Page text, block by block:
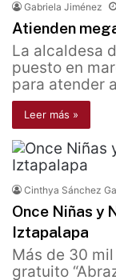
Gabriela Jiménez
Atienden
La alcaldesa
puesto en
para atender
Leer más »
Cinthya Sánchez
Once Niñas y
Iztapalapa
Más de 30
gratuito